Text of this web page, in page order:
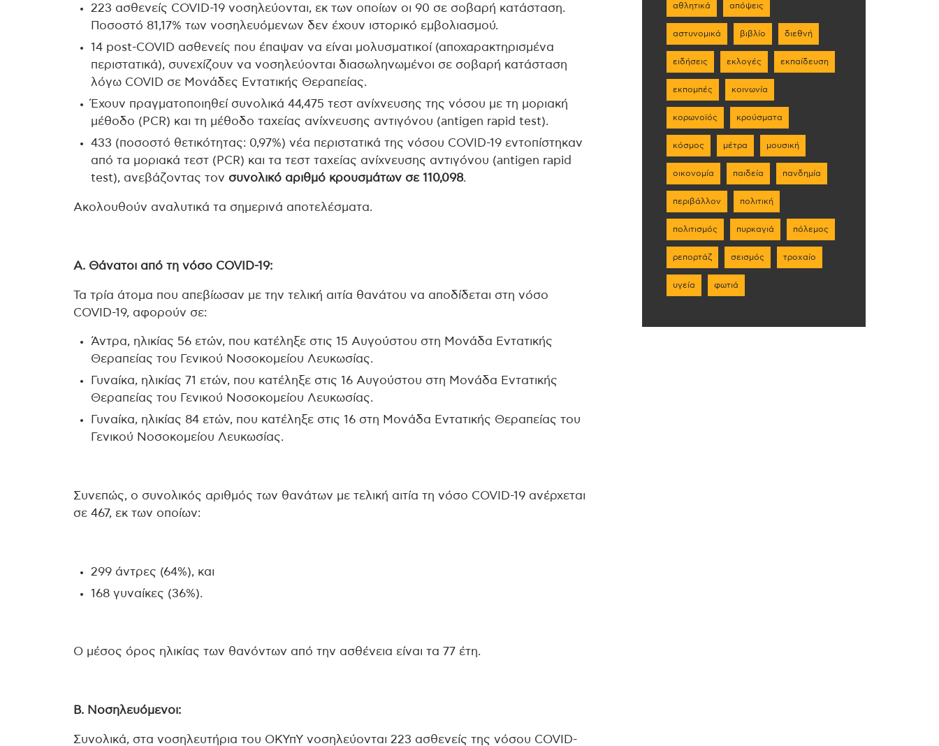
223 ασθενείς COVID-19 νοσηλεύονται, εκ των οποίων οι 90 σε σοβαρή κατάσταση.
Ποσοστό 81,17% των νοσηλευόμενων δεν έχουν ιστορικό εμβολιασμού.
14 post-COVID ασθενείς που έπαψαν να είναι μολυσματικοί (αποχαρακτηρισμένα
περιστατικά), συνεχίζουν να νοσηλεύονται διασωληνωμένοι σε σοβαρή κατάσταση
λόγω COVID σε Μονάδες Εντατικής Θεραπείας.
Έχουν πραγματοποιηθεί συνολικά 44,475 τεστ ανίχνευσης της νόσου με τη μοριακή
μέθοδο (PCR) και τη μέθοδο ταχείας ανίχνευσης αντιγόνου (antigen rapid test).
433 (ποσοστό θετικότητας: 0,97%) νέα περιστατικά της νόσου COVID-19 εντοπίστηκαν
από τα μοριακά τεστ (PCR) και τα τεστ ταχείας ανίχνευσης αντιγόνου (antigen rapid
test), ανεβάζοντας τον συνολικό αριθμό κρουσμάτων σε 110,098.
Ακολουθούν αναλυτικά τα σημερινά αποτελέσματα.
Α. Θάνατοι από τη νόσο COVID-19:
Τα τρία άτομα που απεβίωσαν με την τελική αιτία θανάτου να αποδίδεται στη νόσο
COVID-19, αφορούν σε:
Άντρα, ηλικίας 56 ετών, που κατέληξε στις 15 Αυγούστου στη Μονάδα Εντατικής
Θεραπείας του Γενικού Νοσοκομείου Λευκωσίας.
Γυναίκα, ηλικίας 71 ετών, που κατέληξε στις 16 Αυγούστου στη Μονάδα Εντατικής
Θεραπείας του Γενικού Νοσοκομείου Λευκωσίας.
Γυναίκα, ηλικίας 84 ετών, που κατέληξε στις 16 στη Μονάδα Εντατικής Θεραπείας του
Γενικού Νοσοκομείου Λευκωσίας.
Συνεπώς, ο συνολικός αριθμός των θανάτων με τελική αιτία τη νόσο COVID-19 ανέρχεται
σε 467, εκ των οποίων:
299 άντρες (64%), και
168 γυναίκες (36%).
Ο μέσος όρος ηλικίας των θανόντων από την ασθένεια είναι τα 77 έτη.
Β. Νοσηλευόμενοι:
Συνολικά, στα νοσηλευτήρια του ΟΚΥπΥ νοσηλεύονται 223 ασθενείς της νόσου COVID-
αθλητικά απόψεις
αστυνομικά βιβλίο διεθνή
ειδήσεις εκλογές εκπαίδευση
εκπομπές κοινωνία
κορωνοϊός κρούσματα
κόσμος μέτρα μουσική
οικονομία παιδεία πανδημία
περιβάλλον πολιτική
πολιτισμός πυρκαγιά πόλεμος
ρεπορτάζ σεισμός τροχαίο
υγεία φωτιά